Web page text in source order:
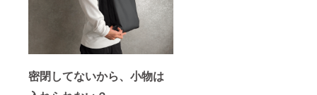
密閉してないから、小物は